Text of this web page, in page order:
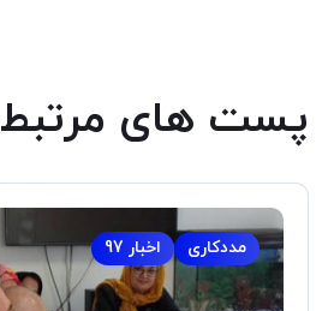
پست های مرتبط
اخبار 97 مددکاری